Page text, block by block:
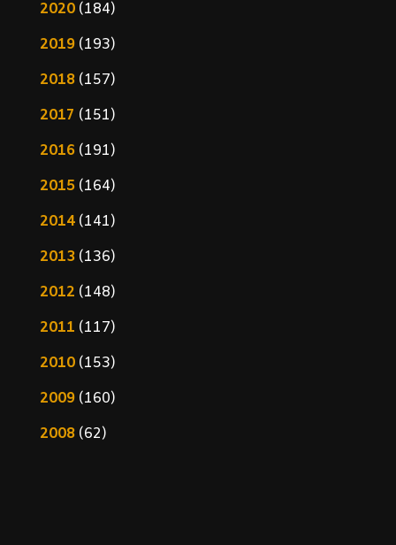
2020(184)
2019(193)
2018(157)
2017 (151)
2016(191)
2015(164)
2014(141)
2013(136)
2012 (148)
2011 (117)
2010(153)
2009(160)
2008(62)